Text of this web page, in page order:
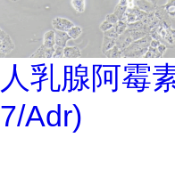
人乳腺阿霉
7/Adr)